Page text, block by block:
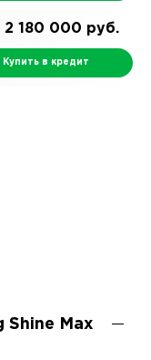
2 180 000 руб.
Купить в кредит
Shine Max